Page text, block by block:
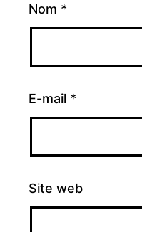
Nom *
E-mail *
Site web